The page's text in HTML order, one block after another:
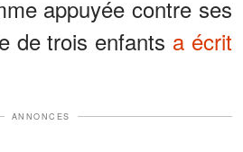
appuyée contre ses
de trois enfants a écrit
ANNONCES